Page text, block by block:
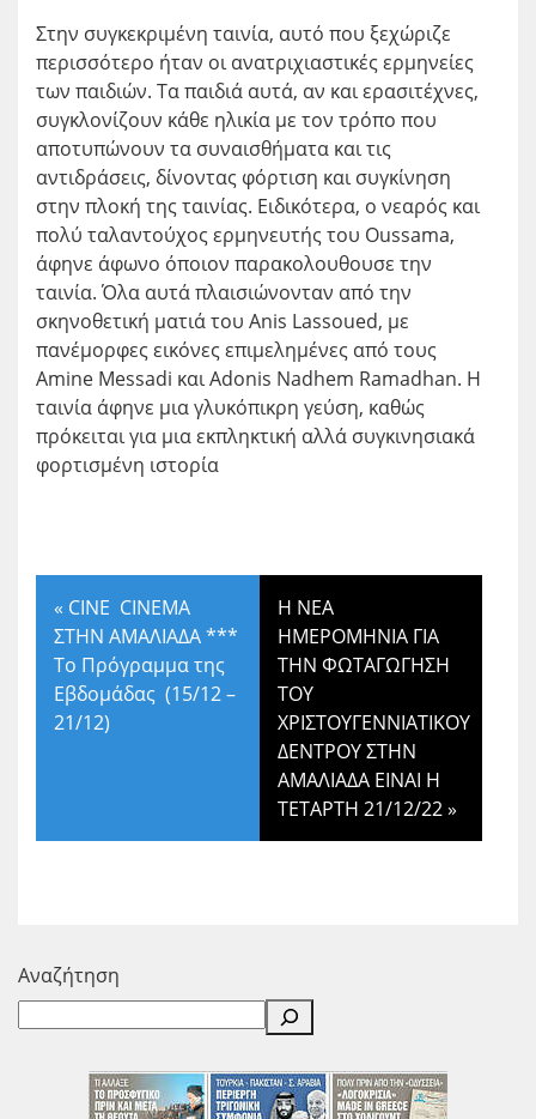
Στην συγκεκριμένη ταινία, αυτό που ξεχώριζε
περισσότερο ήταν οι ανατριχιαστικές ερμηνείες
των παιδιών. Τα παιδιά αυτά, αν και ερασιτέχνες,
συγκλονίζουν κάθε ηλικία με τον τρόπο που
αποτυπώνουν τα συναισθήματα και τις
αντιδράσεις, δίνοντας φόρτιση και συγκίνηση
στην πλοκή της ταινίας. Ειδικότερα, ο νεαρός και
πολύ ταλαντούχος ερμηνευτής του Oussama,
άφηνε άφωνο όποιον παρακολουθουσε την
ταινία. Όλα αυτά πλαισιώνονταν από την
σκηνοθετική ματιά του Anis Lassoued, με
πανέμορφες εικόνες επιμελημένες από τους
Amine Messadi και Adonis Nadhem Ramadhan. Η
ταινία άφηνε μια γλυκόπικρη γεύση, καθώς
πρόκειται για μια εκπληκτική αλλά συγκινησιακά
φορτισμένη ιστορία
« CINE CINEMA
ΣΤΗΝ ΑΜΑΛΙΑΔΑ ***
Το Πρόγραμμα της
Εβδομάδας (15/12 –
21/12)
Η ΝΕΑ
ΗΜΕΡΟΜΗΝΙΑ ΓΙΑ
ΤΗΝ ΦΩΤΑΓΩΓΗΣΗ
ΤΟΥ
ΧΡΙΣΤΟΥΓΕΝΝΙΑΤΙΚΟΥ
ΔΕΝΤΡΟΥ ΣΤΗΝ
ΑΜΑΛΙΑΔΑ ΕΙΝΑΙ Η
ΤΕΤΑΡΤΗ 21/12/22»
Αναζήτηση